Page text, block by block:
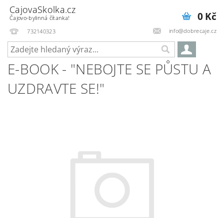
CajovaSkolka.cz
Čajovo-bylinná čítanka!
732140323
info@dobrecaje.cz
0 Kč
E-BOOK - "NEBOJTE SE PŮSTU A
UZDRAVTE SE!"